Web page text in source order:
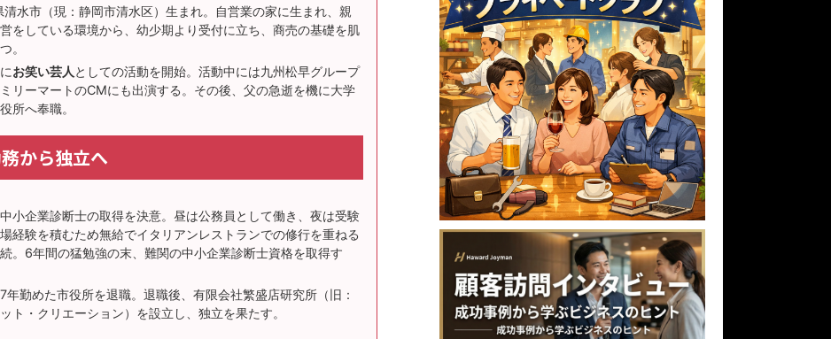
水市（現：静岡市清水区）生まれ。自営業の家に生まれ、親
をしている環境から、幼少期より受付に立ち、商売の基礎を肌
。
お笑い芸人 としての活動を開始。活動中には九州松早グループ
リーマートのCMにも出演する。その後、父の急逝を機に大学
所へ奉職。
から独立へ
小企業診断士の取得を決意。昼は公務員として働き、夜は受験
経験を積むため無給でイタリアンレストランでの修行を重ねる
。6年間の猛勉強の末、難関の中小企業診断士資格を取得す
年勤めた市役所を退職。退職後、有限会社繁盛店研究所（旧：
ト・クリエーション）を設立し、独立を果たす。